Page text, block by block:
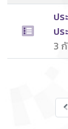
ปร
ปร
3